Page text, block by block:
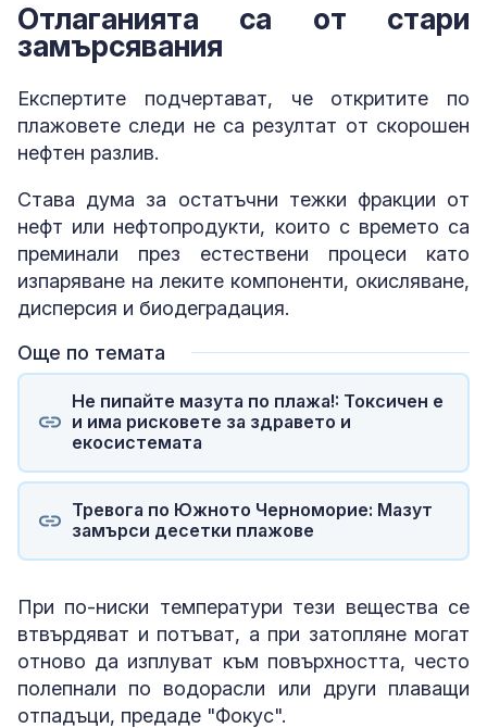
Отлаганията са от стари
замърсявания
Експертите подчертават, че откритите по
плажовете следи не са резултат от скорошен
нефтен разлив.
Става дума за остатъчни тежки фракции от
нефт или нефтопродукти, които с времето са
преминали през естествени процеси като
изпаряване на леките компоненти, окисляване,
дисперсия и биодеградация.
Още по темата
Не пипайте мазута по плажа!: Токсичен е
и има рисковете за здравето и
екосистемата
Тревога по Южното Черноморие: Мазут
замърси десетки плажове
При по-ниски температури тези вещества се
втвърдяват и потъват, а при затопляне могат
отново да изплуват към повърхността, често
полепнали по водорасли или други плаващи
отпадъци, предаде "Фокус".